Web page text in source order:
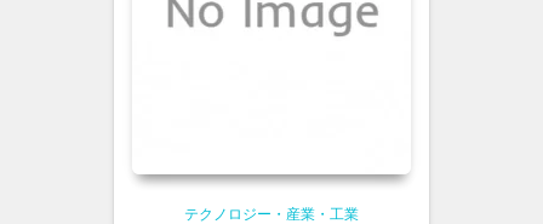
テクノロジー・産業・工業